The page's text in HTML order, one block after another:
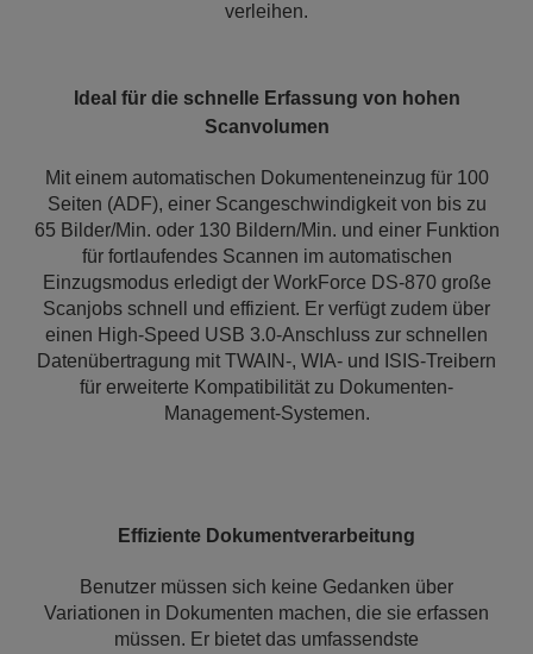
verleihen.
Ideal für die schnelle Erfassung von hohen
Scanvolumen
Mit einem automatischen Dokumenteneinzug für 100
Seiten (ADF), einer Scangeschwindigkeit von bis zu
65 Bilder/Min. oder 130 Bildern/Min. und einer Funktion
für fortlaufendes Scannen im automatischen
Einzugsmodus erledigt der WorkForce DS-870 große
Scanjobs schnell und effizient. Er verfügt zudem über
einen High-Speed USB 3.0-Anschluss zur schnellen
Datenübertragung mit TWAIN-, WIA- und ISIS-Treibern
für erweiterte Kompatibilität zu Dokumenten-
Management-Systemen.
Effiziente Dokumentverarbeitung
Benutzer müssen sich keine Gedanken über
Variationen in Dokumenten machen, die sie erfassen
müssen. Er bietet das umfassendste